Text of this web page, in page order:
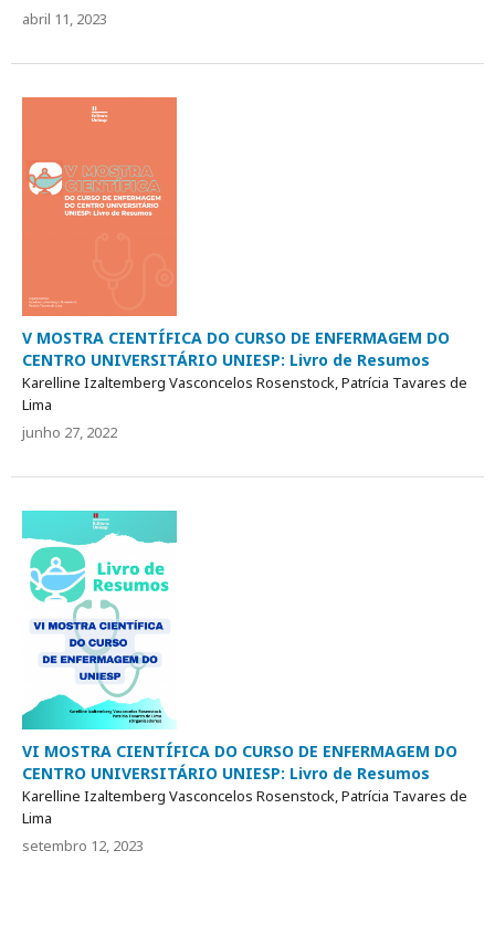
abril 11, 2023
V MOSTRA CIENTÍFICA DO CURSO DE ENFERMAGEM DO
CENTRO UNIVERSITÁRIO UNIESP: Livro de Resumos
Karelline Izaltemberg Vasconcelos Rosenstock, Patrícia Tavares de
Lima
junho 27, 2022
VI MOSTRA CIENTÍFICA DO CURSO DE ENFERMAGEM DO
CENTRO UNIVERSITÁRIO UNIESP: Livro de Resumos
Karelline Izaltemberg Vasconcelos Rosenstock, Patrícia Tavares de
Lima
setembro 12, 2023